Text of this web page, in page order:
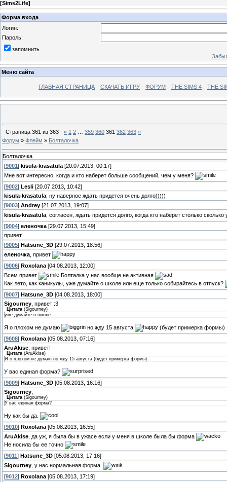
[Sims2Life]
Форма входа
Логин:
Пароль:
запомнить
Меню сайта
ГЛАВНАЯ СТРАНИЦА СКАЧАТЬ ИГРУ ФОРУМ THE SIMS 4 THE
Страница 361 из 363 « 1 2 359 360 361 362 363 »
Форум » Флейм » Болталочка
Болталочка
[9001 ] kisula-krasatula [20.07.2013, 00:17]
Мне вот интересно, когда и кто наберет больше сообщений, чем у меня?
[9002] Lesli [20.07.2013, 10:42]
kisula-krasatula , ну наверное ждать придется очень долго)))))
[9003] Andrey [21.07.2013, 19:07]
kisula-krasatula , согласен, ждать придется долго, когда кто наберет столько
[9004] еленочка [29.07.2013, 15:49]
привет
[9005] Hatsune_3D [29.07.2013, 18:56]
еленочка , привет
[9006] Roxolana [04.08.2013, 12:00]
Всем привет
Болталка у нас вообще не активная
Как лето, как каникулы, уже думайте о школе или еще только собирайтесь в отпуск?
[9007] Hatsune_3D [04.08.2013, 18:00]
Sigourney , привет :3
Цитата (Sigourney)
уже думайте о школе
Я о плохом не думаю но жду 15 августа
(будет примерка формы)
[9008] Roxolana [05.08.2013, 07:16]
AruAkise , привет!
Цитата (AruAkise)
Я о плохом не думаю но жду 15 августа (будет примерка формы)
У вас единая форма?
[9009] Hatsune_3D [05.08.2013, 16:16]
Sigourney
Цитата (Sigourney)
У вас единая форма?
Ну как бы да.
[9010] Roxolana [05.08.2013, 16:55]
AruAkise , да уж, я была бы в ужасе если у меня в школе была бы форма
Не носила бы ее точно
[9011 ] Hatsune_3D [05.08.2013, 17:16]
Sigourney , у нас нормальная форма.
[9012] Roxolana [05.08.2013, 17:19]